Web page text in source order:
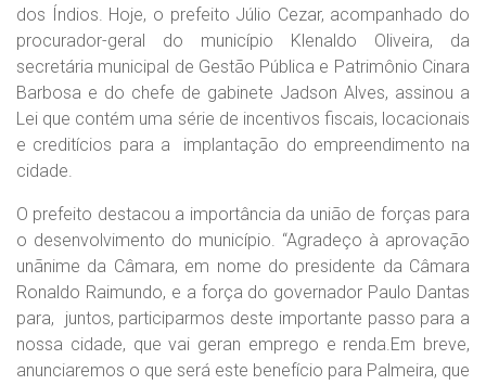
dos Índios. Hoje, o prefeito Júlio Cezar, acompanhado do
procurador-geral do município Klenaldo Oliveira, da
secretária municipal de Gestão Pública e Patrimônio Cinara
Barbosa e do chefe de gabinete Jadson Alves, assinou a
Lei que contém uma série de incentivos fiscais, locacionais
e creditícios para a implantação do empreendimento na
cidade.
O prefeito destacou a importância da união de forças para
o desenvolvimento do município. “Agradeço à aprovação
unãnime da Câmara, em nome do presidente da Câmara
Ronaldo Raimundo, e a força do governador Paulo Dantas
para, juntos, participarmos deste importante passo para a
nossa cidade, que vai geran emprego e renda.Em breve,
anunciaremos o que será este benefício para Palmeira, que